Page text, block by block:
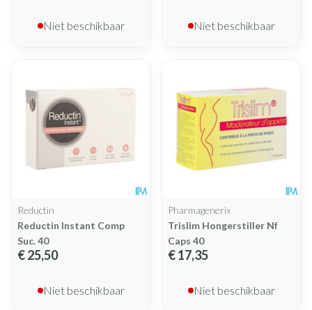
Niet beschikbaar Niet beschikbaar
Reductin
Reductin Instant Comp
Suc. 40
€ 25,50
Niet beschikbaar
Pharmagenerix
Trislim Hongerstiller Nf
Caps 40
€ 17,35
Niet beschikbaar